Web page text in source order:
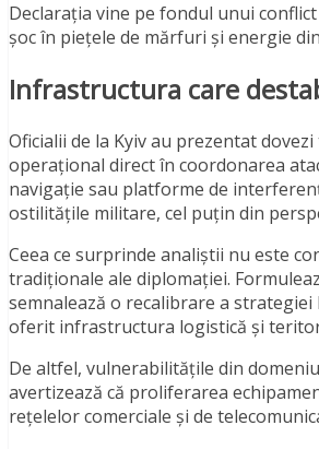
Declarația vine pe fondul unui
șoc în piețele de mărfuri și energie
Infrastructura care
Oficialii de la Kyiv au prezentat
operațional direct în coordonarea
navigație sau platforme de
ostilitățile militare, cel puțin din
Ceea ce surprinde analiștii nu este
tradiționale ale diplomației.
semnalează o recalibrare a
oferit infrastructura logistică și
De altfel, vulnerabilitățile din
avertizează că proliferarea
rețelelor comerciale și de